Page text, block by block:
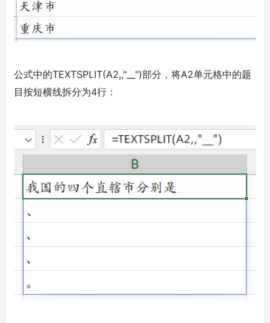
公式中的TEXTSPLIT(A2,,"__")部分，将A2单元格中的题
目按短横线拆分为4行：